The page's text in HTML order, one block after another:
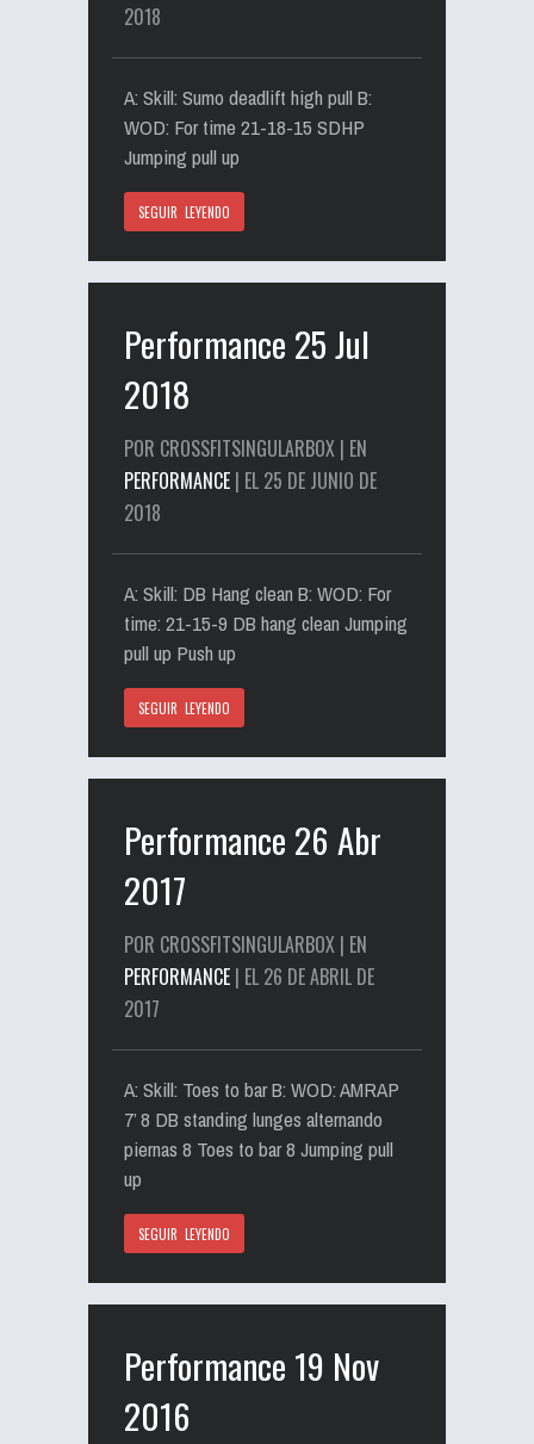
2018
A: Skill: Sumo deadlift high pull B:
WOD: For time 21-18-15 SDHP
Jumping pull up
SEGUIR LEYENDO
Performance 25 Jul
2018
POR CROSSFITSINGULARBOX | EN
PERFORMANCE | EL 25 DE JUNIO DE
2018
A: Skill: DB Hang clean B: WOD: For
time: 21-15-9 DB hang clean Jumping
pull up Push up
SEGUIR LEYENDO
Performance 26 Abr
2017
POR CROSSFITSINGULARBOX | EN
PERFORMANCE | EL 26 DE ABRIL DE
2017
A: Skill: Toes to bar B: WOD: AMRAP
7’ 8 DB standing lunges alternando
piernas 8 Toes to bar 8 Jumping pull
up
SEGUIR LEYENDO
Performance 19 Nov
2016